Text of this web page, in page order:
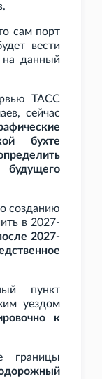
сам порт
вести
на данный
ТАСС
сейчас
бухте
созданию
в 2027-
2027-
пункт
уездом
к
границы